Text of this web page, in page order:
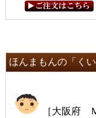
ほんまもんの「く
［大阪府